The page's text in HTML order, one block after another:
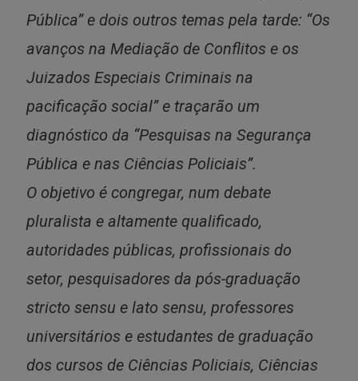
Pública” e dois outros temas pela tarde: “Os
avanços na Mediação de Conflitos e os
Juizados Especiais Criminais na
pacificação social” e traçarão um
diagnóstico da “Pesquisas na Segurança
Pública e nas Ciências Policiais”.
O objetivo é congregar, num debate
pluralista e altamente qualificado,
autoridades públicas, profissionais do
setor, pesquisadores da pós-graduação
stricto sensu e lato sensu, professores
universitários e estudantes de graduação
dos cursos de Ciências Policiais, Ciências